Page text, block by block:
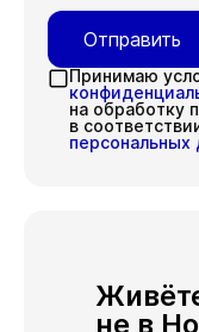
Принимаю
на обработку
в
персональных
Отправить
не в